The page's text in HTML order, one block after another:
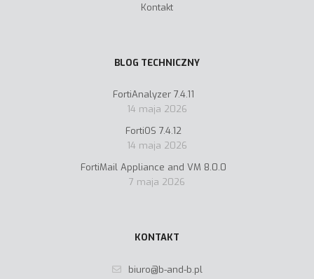
Kontakt
BLOG TECHNICZNY
FortiAnalyzer 7.4.11
14 maja 2026
FortiOS 7.4.12
14 maja 2026
FortiMail Appliance and VM 8.0.0
7 maja 2026
KONTAKT
biuro@b-and-b.pl